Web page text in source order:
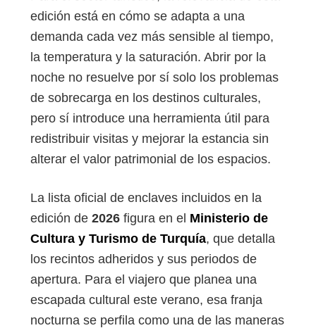
edición está en cómo se adapta a una
demanda cada vez más sensible al tiempo,
la temperatura y la saturación. Abrir por la
noche no resuelve por sí solo los problemas
de sobrecarga en los destinos culturales,
pero sí introduce una herramienta útil para
redistribuir visitas y mejorar la estancia sin
alterar el valor patrimonial de los espacios.
La lista oficial de enclaves incluidos en la
edición de 2026 figura en el Ministerio de
Cultura y Turismo de Turquía, que detalla
los recintos adheridos y sus periodos de
apertura. Para el viajero que planea una
escapada cultural este verano, esa franja
nocturna se perfila como una de las maneras